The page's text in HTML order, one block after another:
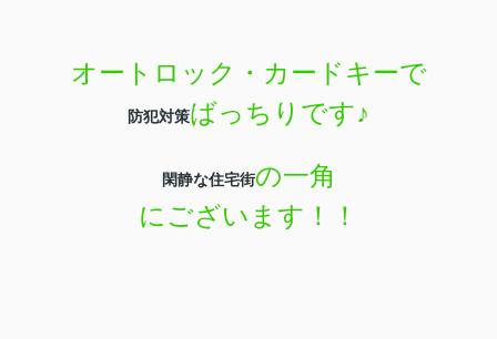
オートロック・カードキーで
防犯対策ばっちりです♪
閑静な住宅街の一角
にございます！！